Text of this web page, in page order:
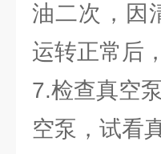
油二次，因
运转正常后
7.检查真空
空泵，试看